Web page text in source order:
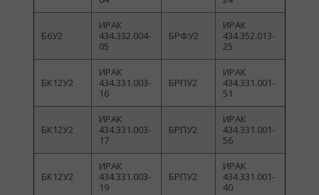
Б6У2
ИРАК
434.332.004-
05
БРФУ2
ИРАК
434.352.013-
25
БК12У2
ИРАК
434.331.003-
16
БРПУ2
ИРАК
434.331.001-
51
БК12У2
ИРАК
434.331.003-
17
БРПУ2
ИРАК
434.331.001-
56
БК12У2
ИРАК
434.331.003-
19
БРПУ2
ИРАК
434.331.001-
40